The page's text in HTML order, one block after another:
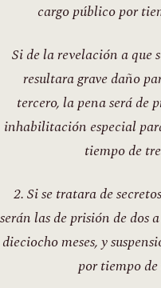
cargo público por
Si de la revelación a que
resultara grave daño
tercero, la pena será de
inhabilitación especial
tiempo de
2. Si se tratara de
serán las de prisión de dos
dieciocho meses, y
por tiempo